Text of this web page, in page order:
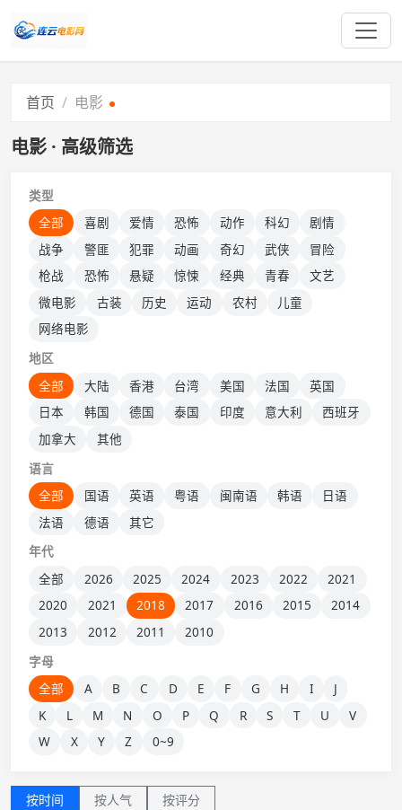
首页 电影
电影 · 高级筛选
类型
全部
喜剧 爱情 恐怖 动作 科幻
剧情
战争
警匪 犯罪 动画 奇幻 武侠
冒险
枪战
恐怖 悬疑 惊悚 经典 青春
文艺
微电影
古装 历史 运动 农村
儿童
网络电影
地区
全部
大陆 香港 台湾 美国 法国
英国
日本
韩国 德国 泰国 印度 意大利
西班牙
加拿大
其他
语言
全部
国语 英语 粤语 闽南语 韩语
日语
法语
德语
其它
年代
全部
2026 2025 2024 2023 2022
2021
2020
2021 2018 2017 2016 2015
2014
2013
2012 2011
2010
字母
全部
A B C D E F G H I
J
K
L M N O P Q R S T U
V
W
X Y Z 0~9
按时间 按人气 按评分